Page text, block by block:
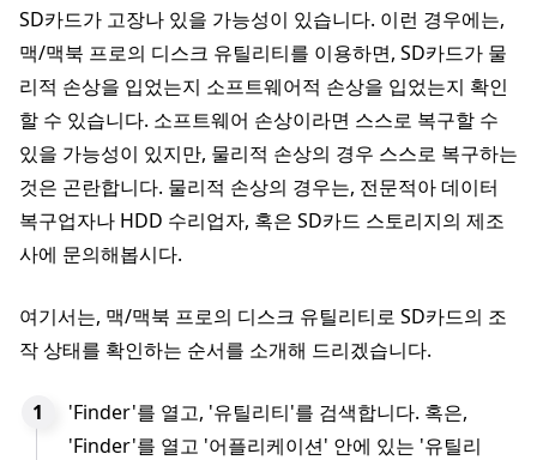
SD카드가 고장나 있을 가능성이 있습니다. 이런 경우에는,
맥/맥북 프로의 디스크 유틸리티를 이용하면, SD카드가 물
리적 손상을 입었는지 소프트웨어적 손상을 입었는지 확인
할 수 있습니다. 소프트웨어 손상이라면 스스로 복구할 수
있을 가능성이 있지만, 물리적 손상의 경우 스스로 복구하는
것은 곤란합니다. 물리적 손상의 경우는, 전문적아 데이터
복구업자나 HDD 수리업자, 혹은 SD카드 스토리지의 제조
사에 문의해봅시다.
여기서는, 맥/맥북 프로의 디스크 유틸리티로 SD카드의 조
작 상태를 확인하는 순서를 소개해 드리겠습니다.
'Finder'를 열고, '유틸리티'를 검색합니다. 혹은,
'Finder'를 열고 '어플리케이션' 안에 있는 '유틸리